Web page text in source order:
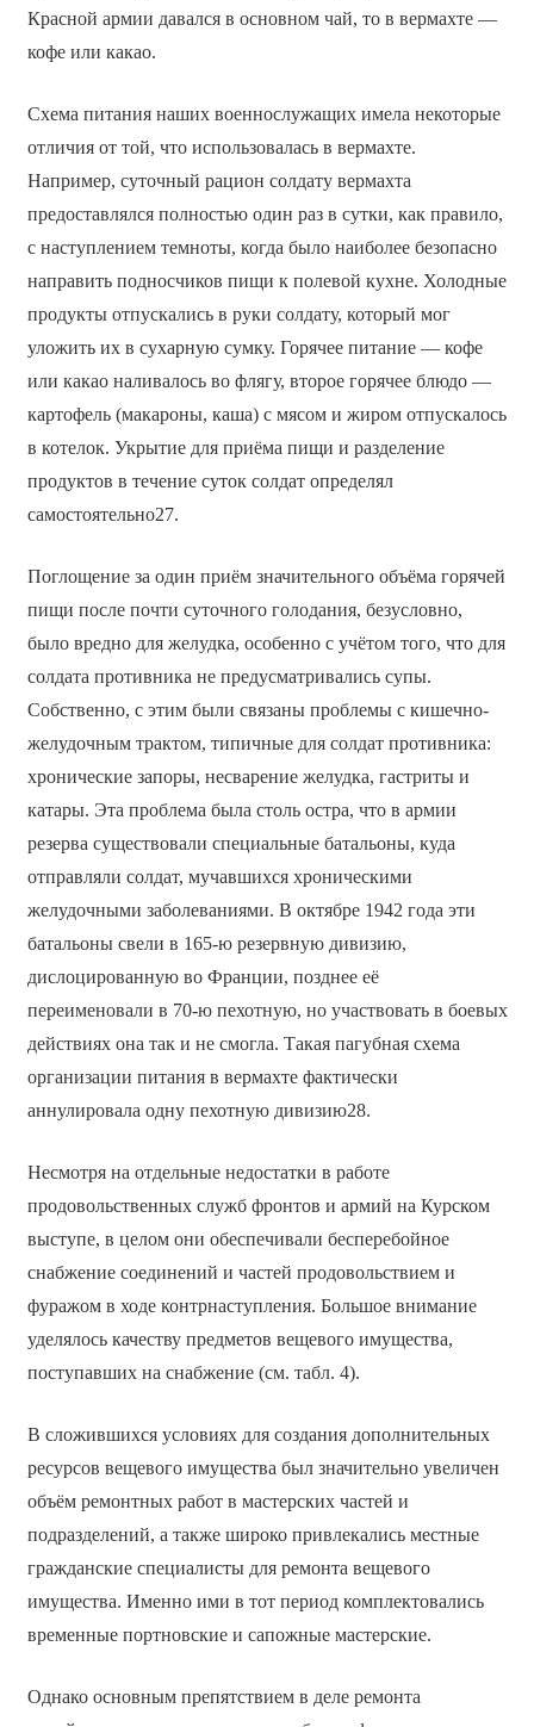
Красной армии давался в основном чай, то в вермахте —
кофе или какао.
Схема питания наших военнослужащих имела некоторые
отличия от той, что использовалась в вермахте.
Например, суточный рацион солдату вермахта
предоставлялся полностью один раз в сутки, как правило,
с наступлением темноты, когда было наиболее безопасно
направить подносчиков пищи к полевой кухне. Холодные
продукты отпускались в руки солдату, который мог
уложить их в сухарную сумку. Горячее питание — кофе
или какао наливалось во флягу, второе горячее блюдо —
картофель (макароны, каша) с мясом и жиром отпускалось
в котелок. Укрытие для приёма пищи и разделение
продуктов в течение суток солдат определял
самостоятельно27.
Поглощение за один приём значительного объёма горячей
пищи после почти суточного голодания, безусловно,
было вредно для желудка, особенно с учётом того, что для
солдата противника не предусматривались супы.
Собственно, с этим были связаны проблемы с кишечно-
желудочным трактом, типичные для солдат противника:
хронические запоры, несварение желудка, гастриты и
катары. Эта проблема была столь остра, что в армии
резерва существовали специальные батальоны, куда
отправляли солдат, мучавшихся хроническими
желудочными заболеваниями. В октябре 1942 года эти
батальоны свели в 165-ю резервную дивизию,
дислоцированную во Франции, позднее её
переименовали в 70-ю пехотную, но участвовать в боевых
действиях она так и не смогла. Такая пагубная схема
организации питания в вермахте фактически
аннулировала одну пехотную дивизию28.
Несмотря на отдельные недостатки в работе
продовольственных служб фронтов и армий на Курском
выступе, в целом они обеспечивали бесперебойное
снабжение соединений и частей продовольствием и
фуражом в ходе контрнаступления. Большое внимание
уделялось качеству предметов вещевого имущества,
поступавших на снабжение (см. табл. 4).
В сложившихся условиях для создания дополнительных
ресурсов вещевого имущества был значительно увеличен
объём ремонтных работ в мастерских частей и
подразделений, а также широко привлекались местные
гражданские специалисты для ремонта вещевого
имущества. Именно ими в тот период комплектовались
временные портновские и сапожные мастерские.
Однако основным препятствием в деле ремонта